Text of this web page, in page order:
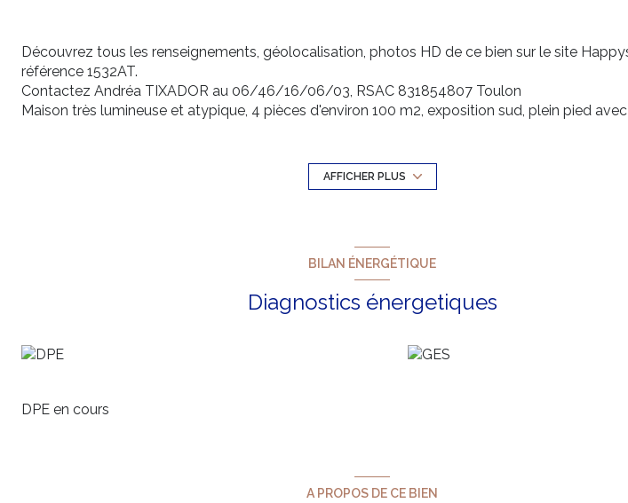
Découvrez tous les renseignements, géolocalisation, photos HD de ce bien sur le site
référence 1532AT.
Contactez Andréa TIXADOR au 06/46/16/06/03, RSAC 831854807 Toulon
Maison très lumineuse et atypique, 4 pièces d'environ 100 m2, exposition sud, plein pied
indépendant, ou simplement pour accueillir des proches)
Terrain piscinable. et possibilité de séparer le haut du bas et vendre séparément.
AFFICHER PLUS
BILAN ÉNERGÉTIQUE
Diagnostics énergetiques
DPE en cours
A PROPOS DE CE BIEN